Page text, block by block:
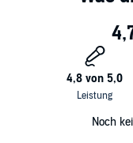
Noch